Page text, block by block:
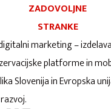
ZADOVOLJNE
STRANKE
marketing –
platforme in
Slovenija in Evropska